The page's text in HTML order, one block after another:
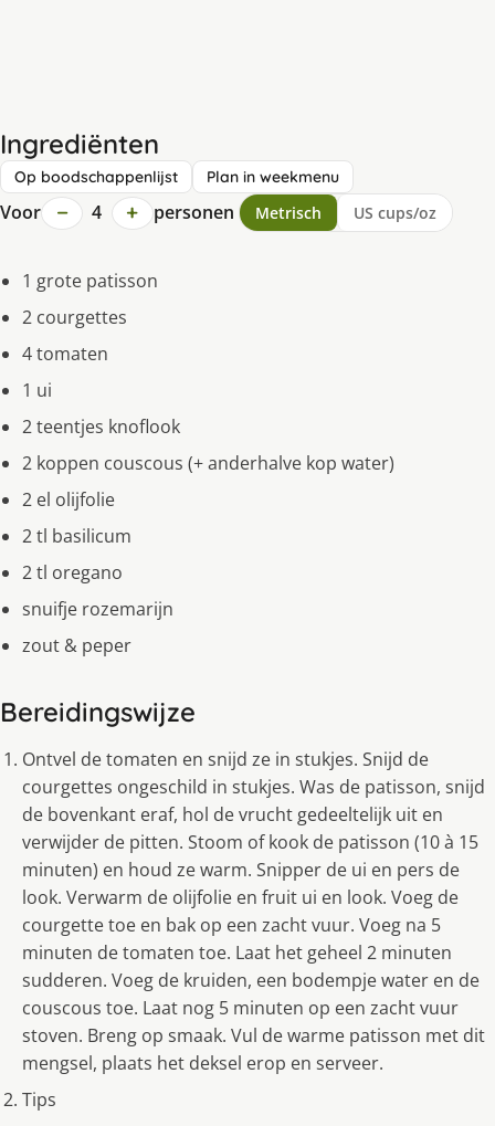
Ingrediënten
Op boodschappenlijst Plan in weekmenu
Voor − 4 + personen Metrisch US cups/oz
1 grote patisson
2 courgettes
4 tomaten
1 ui
2 teentjes knoflook
2 koppen couscous (+ anderhalve kop water)
2 el olijfolie
2 tl basilicum
2 tl oregano
snuifje rozemarijn
zout & peper
Bereidingswijze
Ontvel de tomaten en snijd ze in stukjes. Snijd de
courgettes ongeschild in stukjes. Was de patisson, snijd
de bovenkant eraf, hol de vrucht gedeeltelijk uit en
verwijder de pitten. Stoom of kook de patisson (10 à 15
minuten) en houd ze warm. Snipper de ui en pers de
look. Verwarm de olijfolie en fruit ui en look. Voeg de
courgette toe en bak op een zacht vuur. Voeg na 5
minuten de tomaten toe. Laat het geheel 2 minuten
sudderen. Voeg de kruiden, een bodempje water en de
couscous toe. Laat nog 5 minuten op een zacht vuur
stoven. Breng op smaak. Vul de warme patisson met dit
mengsel, plaats het deksel erop en serveer.
Tips